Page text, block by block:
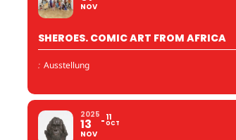
NOV
SHEROES. COMIC ART FROM AFRICA
: Ausstellung
2025
13
NOV
11
OCT